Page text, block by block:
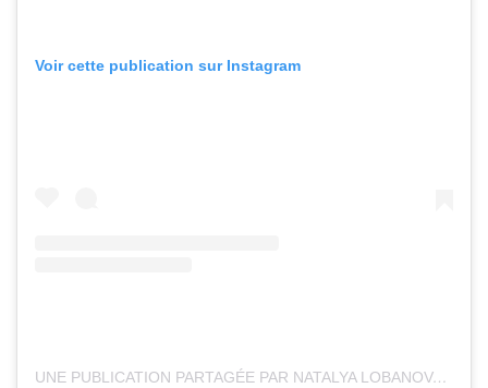
Voir cette publication sur Instagram
UNE PUBLICATION PARTAGÉE PAR NATALYA LOBANOVA (@NATALYALOBANOVA)